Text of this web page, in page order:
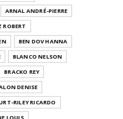
ARNAL ANDRÉ-PIERRE
ROBERT
BEN DOV HANNA
BLANCO NELSON
BRACKO REY
DENISE
RILEY RICARDO